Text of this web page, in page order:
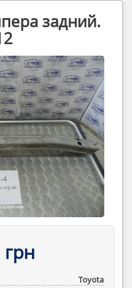
задний.
Toyota